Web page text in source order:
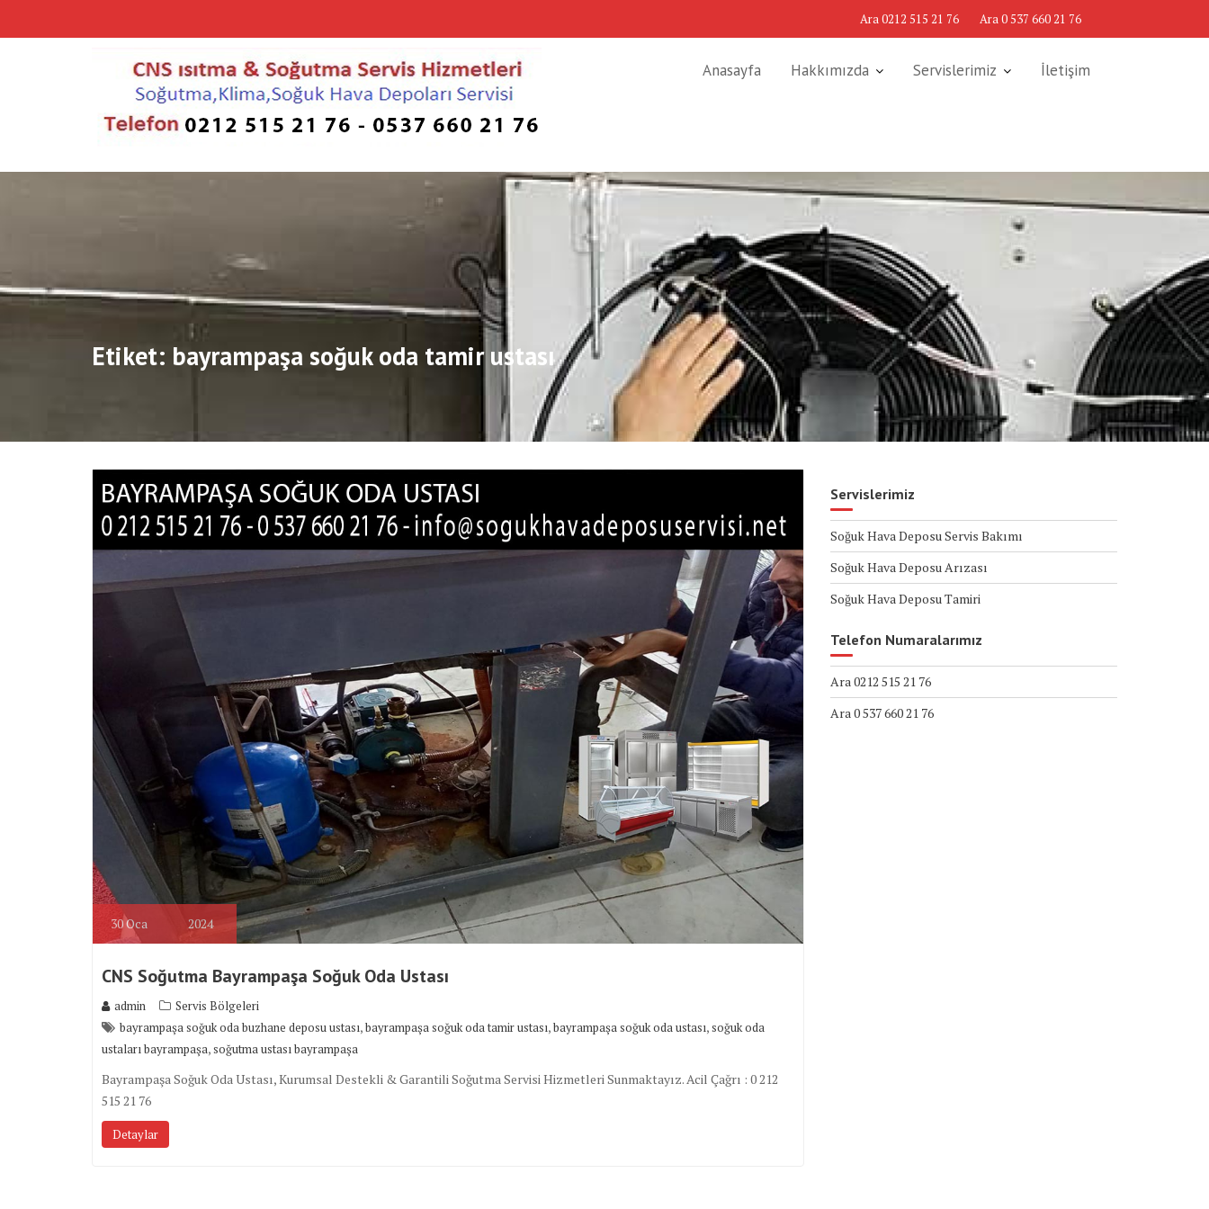
Ara 0212 515 21 76 Ara 0 537 660 21 76
Anasayfa Hakkımızda Servislerimiz İletişim
Etiket: bayrampaşa soğuk oda tamir ustası
30Oca 2024
CNS Soğutma Bayrampaşa Soğuk Oda Ustası
admin
Servis Bölgeleri
bayrampaşa soğuk oda buzhane deposu ustası,bayrampaşa soğuk oda tamir ustası,bayrampaşa soğuk oda ustası,soğuk oda
ustaları bayrampaşa,soğutma ustası bayrampaşa
Bayrampaşa Soğuk Oda Ustası, Kurumsal Destekli & Garantili Soğutma Servisi Hizmetleri Sunmaktayız. Acil Çağrı : 0 212
515 21 76
Detaylar
Servislerimiz
Soğuk Hava Deposu Servis Bakımı
Soğuk Hava Deposu Arızası
Soğuk Hava Deposu Tamiri
Telefon Numaralarımız
Ara 0212 515 21 76
Ara 0 537 660 21 76